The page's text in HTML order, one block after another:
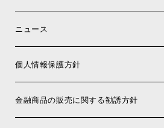
ニュース
個人情報保護方針
金融商品の販売に関する勧誘方針